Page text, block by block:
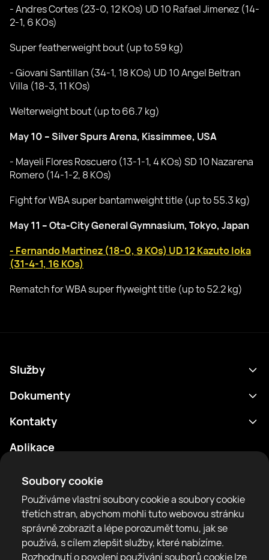
Soubory cookie
Používáme vlastní soubory cookie a soubory cookie
třetích stran, abychom mohli tuto webovou stránku
správně zobrazit a lépe porozumět tomu, jak se
používá, s cílem zlepšit služby, které nabízíme.
Rozhodnutí o povolení používání souborů cookie lze
- Andres Cortes (23-0, 12 KOs) UD 10 Rafael Jimenez (14-
2-1, 6 KOs)
Super featherweight bout (up to 59 kg)
- Giovani Santillan (34-1, 18 KOs) UD 10 Angel Beltran
Villa (18-3, 11 KOs)
Welterweight bout (up to 66.7 kg)
May 10 – Silver Spurs Arena, Kissimmee, USA
- Mayeli Flores Roscuero (13-1-1, 4 KOs) SD 10 Nazarena
Romero (14-1-2, 8 KOs)
Fight for WBA super bantamweight title (up to 55.3 kg)
May 11 – Ota-City General Gymnasium, Tokyo, Japan
- Fernando Martinez (18-0, 9 KOs) UD 12 Kazuto Ioka
(31-4-1, 16 KOs)
Rematch for WBA super flyweight title (up to 52.2 kg)
RTF United service limited
6 Burrows court, Liverpool, United Kingdom
Služby
Program
Boxeři
Články
Sparring Finder
Dokumenty
Zásady ochrany osobních údajů
Pravidla komunity
Kontakty
support@rtfight.com
Aplikace